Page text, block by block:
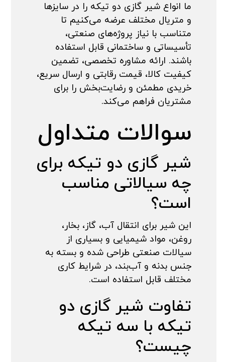
ما انواع شیر گازی دو تیکه را در سایزها
و متریال مختلف عرضه می‌کنیم تا
متناسب با نیاز پروژه‌های صنعتی،
تأسیساتی و ساختمانی قابل استفاده
باشند. ارائه مشاوره تخصصی، تضمین
کیفیت کالا، قیمت رقابتی و ارسال سریع،
خریدی مطمئن و رضایت‌بخش را برای
مشتریان فراهم می‌کند.
سوالات متداول
شیر گازی دو تیکه برای
چه سیالاتی مناسب
است؟
این شیر برای انتقال آب، گاز، بخار،
روغن، مواد شیمیایی و بسیاری از
سیالات صنعتی طراحی شده و بسته به
جنس بدنه و آب‌بند، در شرایط کاری
مختلف قابل استفاده است.
تفاوت شیر گازی دو
تیکه با سه تیکه
چیست؟